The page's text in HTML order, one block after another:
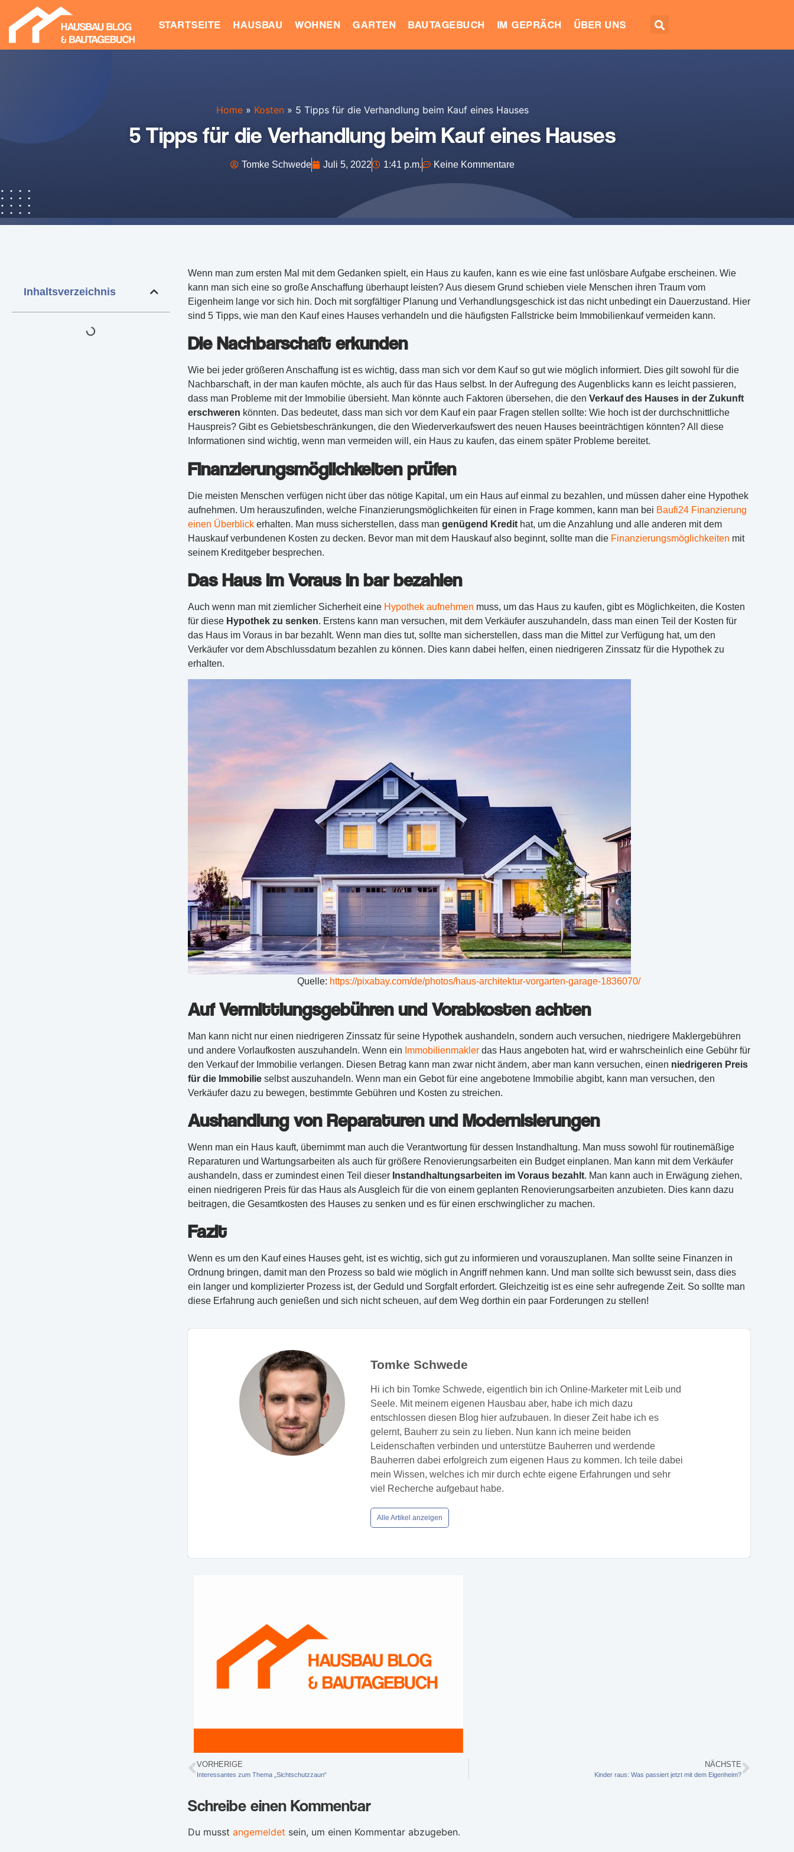
STARTSEITE HAUSBAU WOHNEN GARTEN BAUTAGEBUCH IM GEPRÄCH ÜBER UNS
Home » Kosten » 5 Tipps für die Verhandlung beim Kauf eines Hauses
5 Tipps für die Verhandlung beim Kauf eines Hauses
Tomke Schwede Juli 5, 2022 1:41 p.m. Keine Kommentare
Inhaltsverzeichnis
Wenn man zum ersten Mal mit dem Gedanken spielt, ein Haus zu kaufen, kann es wie eine fast unlösbare Aufgabe erscheinen. Wie
kann man sich eine so große Anschaffung überhaupt leisten? Aus diesem Grund schieben viele Menschen ihren Traum vom
Eigenheim lange vor sich hin. Doch mit sorgfältiger Planung und Verhandlungsgeschick ist das nicht unbedingt ein Dauerzustand. Hier
sind 5 Tipps, wie man den Kauf eines Hauses verhandeln und die häufigsten Fallstricke beim Immobilienkauf vermeiden kann.
Die Nachbarschaft erkunden
Wie bei jeder größeren Anschaffung ist es wichtig, dass man sich vor dem Kauf so gut wie möglich informiert. Dies gilt sowohl für die
Nachbarschaft, in der man kaufen möchte, als auch für das Haus selbst. In der Aufregung des Augenblicks kann es leicht passieren,
dass man Probleme mit der Immobilie übersieht. Man könnte auch Faktoren übersehen, die den Verkauf des Hauses in der Zukunft
erschweren könnten. Das bedeutet, dass man sich vor dem Kauf ein paar Fragen stellen sollte: Wie hoch ist der durchschnittliche
Hauspreis? Gibt es Gebietsbeschränkungen, die den Wiederverkaufswert des neuen Hauses beeinträchtigen könnten? All diese
Informationen sind wichtig, wenn man vermeiden will, ein Haus zu kaufen, das einem später Probleme bereitet.
Finanzierungsmöglichkeiten prüfen
Die meisten Menschen verfügen nicht über das nötige Kapital, um ein Haus auf einmal zu bezahlen, und müssen daher eine Hypothek
aufnehmen. Um herauszufinden, welche Finanzierungsmöglichkeiten für einen in Frage kommen, kann man bei Baufi24 Finanzierung
einen Überblickerhalten. Man muss sicherstellen, dass man genügend Kredit hat, um die Anzahlung und alle anderen mit dem
Hauskauf verbundenen Kosten zu decken. Bevor man mit dem Hauskauf also beginnt, sollte man die Finanzierungsmöglichkeiten mit
seinem Kreditgeber besprechen.
Das Haus im Voraus in bar bezahlen
Auch wenn man mit ziemlicher Sicherheit eine Hypothek aufnehmen muss, um das Haus zu kaufen, gibt es Möglichkeiten, die Kosten
für diese Hypothek zu senken. Erstens kann man versuchen, mit dem Verkäufer auszuhandeln, dass man einen Teil der Kosten für
das Haus im Voraus in bar bezahlt. Wenn man dies tut, sollte man sicherstellen, dass man die Mittel zur Verfügung hat, um den
Verkäufer vor dem Abschlussdatum bezahlen zu können. Dies kann dabei helfen, einen niedrigeren Zinssatz für die Hypothek zu
erhalten.
Quelle: https://pixabay.com/de/photos/haus-architektur-vorgarten-garage-1836070/
Auf Vermittlungsgebühren und Vorabkosten achten
Man kann nicht nur einen niedrigeren Zinssatz für seine Hypothek aushandeln, sondern auch versuchen, niedrigere Maklergebühren
und andere Vorlaufkosten auszuhandeln. Wenn ein Immobilienmaklerdas Haus angeboten hat, wird er wahrscheinlich eine Gebühr für
den Verkauf der Immobilie verlangen. Diesen Betrag kann man zwar nicht ändern, aber man kann versuchen, einen niedrigeren Preis
für die Immobilieselbst auszuhandeln. Wenn man ein Gebot für eine angebotene Immobilie abgibt, kann man versuchen, den
Verkäufer dazu zu bewegen, bestimmte Gebühren und Kosten zu streichen.
Aushandlung von Reparaturen und Modernisierungen
Wenn man ein Haus kauft, übernimmt man auch die Verantwortung für dessen Instandhaltung. Man muss sowohl für routinemäßige
Reparaturen und Wartungsarbeiten als auch für größere Renovierungsarbeiten ein Budget einplanen. Man kann mit dem Verkäufer
aushandeln, dass er zumindest einen Teil dieser Instandhaltungsarbeiten im Voraus bezahlt. Man kann auch in Erwägung ziehen,
einen niedrigeren Preis für das Haus als Ausgleich für die von einem geplanten Renovierungsarbeiten anzubieten. Dies kann dazu
beitragen, die Gesamtkosten des Hauses zu senken und es für einen erschwinglicher zu machen.
Fazit
Wenn es um den Kauf eines Hauses geht, ist es wichtig, sich gut zu informieren und vorauszuplanen. Man sollte seine Finanzen in
Ordnung bringen, damit man den Prozess so bald wie möglich in Angriff nehmen kann. Und man sollte sich bewusst sein, dass dies
ein langer und komplizierter Prozess ist, der Geduld und Sorgfalt erfordert. Gleichzeitig ist es eine sehr aufregende Zeit. So sollte man
diese Erfahrung auch genießen und sich nicht scheuen, auf dem Weg dorthin ein paar Forderungen zu stellen!
Tomke Schwede
Hi ich bin Tomke Schwede, eigentlich bin ich Online-Marketer mit Leib und
Seele. Mit meinem eigenen Hausbau aber, habe ich mich dazu
entschlossen diesen Blog hier aufzubauen. In dieser Zeit habe ich es
gelernt, Bauherr zu sein zu lieben. Nun kann ich meine beiden
Leidenschaften verbinden und unterstütze Bauherren und werdende
Bauherren dabei erfolgreich zum eigenen Haus zu kommen. Ich teile dabei
mein Wissen, welches ich mir durch echte eigene Erfahrungen und sehr
viel Recherche aufgebaut habe.
Alle Artikel anzeigen
VORHERIGE
Interessantes zum Thema „Sichtschutzzaun“
NÄCHSTE
Kinder raus: Was passiert jetzt mit dem Eigenheim?
Schreibe einen Kommentar
Du musst angemeldet sein, um einen Kommentar abzugeben.